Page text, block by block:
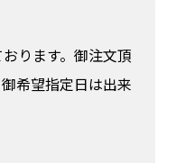
ります。御注文頂
希望指定日は出来